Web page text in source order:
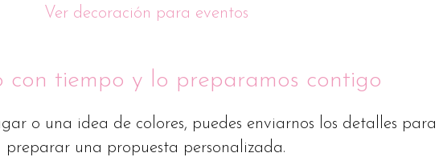
Ver decoración para eventos
con tiempo y lo preparamos contigo
o una idea de colores, puedes enviarnos los detalles para
preparar una propuesta personalizada.